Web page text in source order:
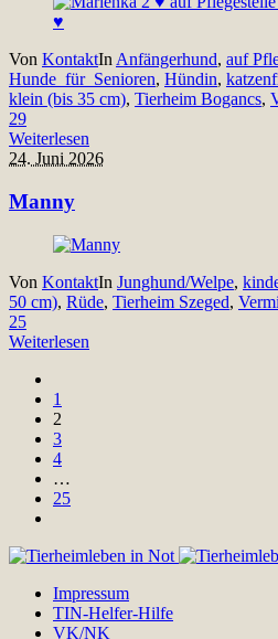
Von KontaktIn Anfängerhund, auf
Hunde_für_Senioren, Hündin,
klein (bis 35 cm), Tierheim Bogancs,
29
Weiterlesen
24. Juni 2026
Manny
Von KontaktIn Junghund/Welpe,
50 cm), Rüde, Tierheim Szeged,
25
Weiterlesen
1
2
3
4
…
25
Impressum
TIN-Helfer-Hilfe
VK/NK